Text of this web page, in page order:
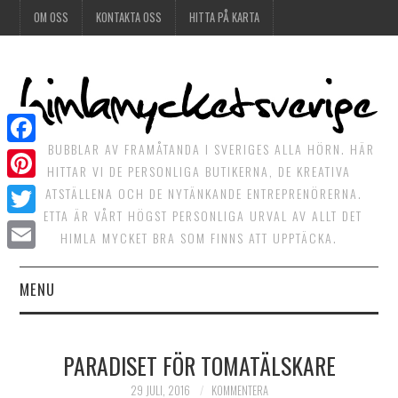
OM OSS KONTAKTA OSS HITTA PÅ KARTA
DET BUBBLAR AV FRAMÅTANDA I SVERIGES ALLA HÖRN. HÄR
HITTAR VI DE PERSONLIGA BUTIKERNA, DE KREATIVA
MATSTÄLLENA OCH DE NYTÄNKANDE ENTREPRENÖRERNA.
DETTA ÄR VÅRT HÖGST PERSONLIGA URVAL AV ALLT DET
HIMLA MYCKET BRA SOM FINNS ATT UPPTÄCKA.
MENU
HIMLAGRÖNT
PARADISET FÖR TOMATÄLSKARE
29 JULI, 2016 KOMMENTERA
Facebook
Pinterest
Twitter
Email